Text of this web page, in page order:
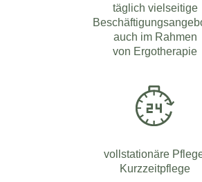
täglich vielseitige
auch im Rahmen
von Ergotherapie
vollstationäre
Kurzzeitpflege